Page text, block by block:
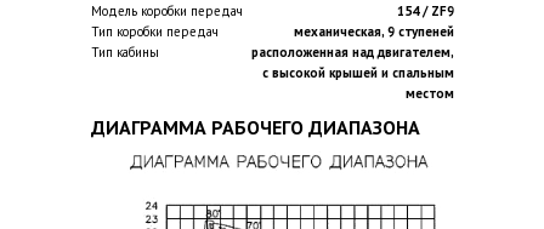
Модель коробки передач
Тип коробки передач
Тип кабины
154 / ZF9
механическая, 9 ступеней
расположенная над двигателем,
с высокой крышей и спальным
местом
ДИАГРАММА РАБОЧЕГО ДИАПАЗОНА